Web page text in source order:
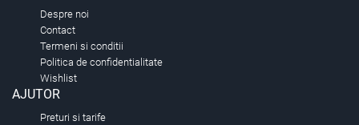
Despre noi
Contact
Termeni si conditii
Politica de confidentialitate
Wishlist
AJUTOR
Preturi si tarife